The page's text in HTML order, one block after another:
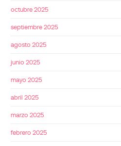
octubre 2025
septiembre 2025
agosto 2025
junio 2025
mayo 2025
abril 2025
marzo 2025
febrero 2025